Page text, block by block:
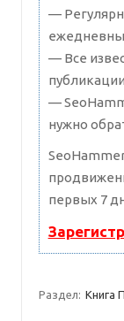
—
— Все
—
нужно
первых 7
Раздел: Книга